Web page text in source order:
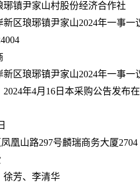
琊镇尹家山村股份经济合作社
新区琅琊镇尹家山2024年一事一
4004
新区琅琊镇尹家山2024年一事一
2024年4月 16 日 本采购公告发布在
凰山路297号麟瑞商务大厦2704
徐芳、 李清华